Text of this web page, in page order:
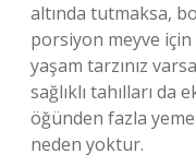
altında tutmaksa,
porsiyon meyve için
yaşam tarzınız
sağlıklı tahılları da
öğünden fazla
neden yoktur.